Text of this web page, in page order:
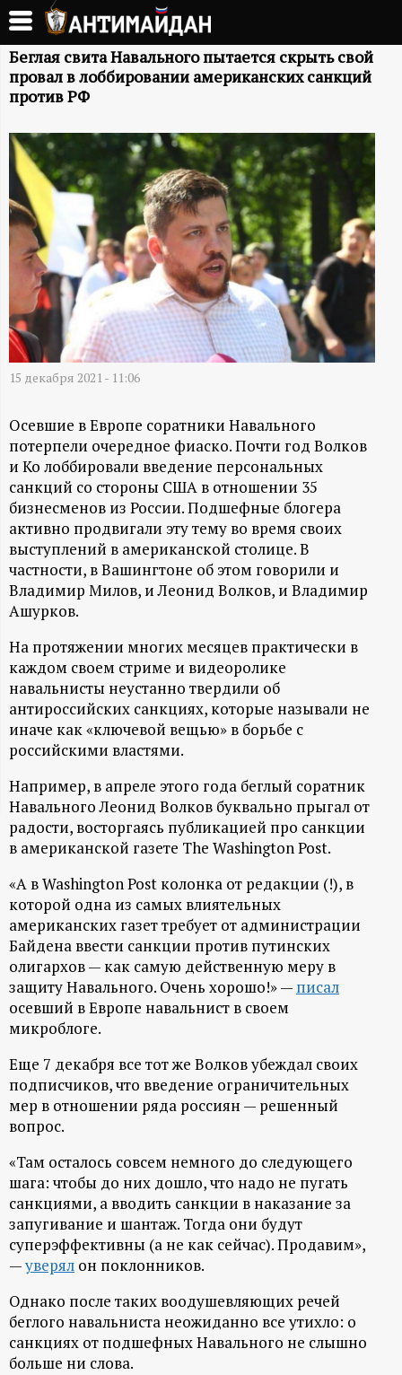
Перейти
основному
содержанию
А
Н
Т
И
М
А
Й
Д
Н
-
и
н
ф
о
р
м
а
ц
и
о
н
н
й
п
о
р
т
а
л
Беглая свита Навального пытается скрыть свой
провал в лоббировании американских санкций
против РФ
15 декабря 2021 - 11:06
Осевшие в Европе соратники Навального
потерпели очередное фиаско. Почти год Волков
и Ко лоббировали введение персональных
санкций со стороны США в отношении 35
бизнесменов из России. Подшефные блогера
активно продвигали эту тему во время своих
выступлений в американской столице. В
частности, в Вашингтоне об этом говорили и
Владимир Милов, и Леонид Волков, и Владимир
Ашурков.
На протяжении многих месяцев практически в
каждом своем стриме и видеоролике
навальнисты неустанно твердили об
антироссийских санкциях, которые называли не
иначе как «ключевой вещью» в борьбе с
российскими властями.
Например, в апреле этого года беглый соратник
Навального Леонид Волков буквально прыгал от
радости, восторгаясь публикацией про санкции
в американской газете The Washington Post.
«А в Washington Post колонка от редакции (!), в
которой одна из самых влиятельных
американских газет требует от администрации
Байдена ввести санкции против путинских
олигархов — как самую действенную меру в
защиту Навального. Очень хорошо!» — писал
осевший в Европе навальнист в своем
микроблоге.
Еще 7 декабря все тот же Волков убеждал своих
подписчиков, что введение ограничительных
мер в отношении ряда россиян — решенный
вопрос.
«Там осталось совсем немного до следующего
шага: чтобы до них дошло, что надо не пугать
санкциями, а вводить санкции в наказание за
запугивание и шантаж. Тогда они будут
суперэффективны (а не как сейчас). Продавим»,
—уверял он поклонников.
Однако после таких воодушевляющих речей
беглого навальниста неожиданно все утихло: о
санкциях от подшефных Навального не слышно
больше ни слова.